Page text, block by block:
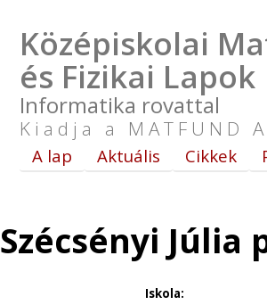
Középiskolai
és Fizikai Lapok
Informatika rovattal
Kiadja a MATFUND
A lap Aktuális Cikkek
Szécsényi Júlia
Iskola: